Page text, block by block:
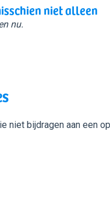
niet alleen
nu.
niet bijdragen aan een